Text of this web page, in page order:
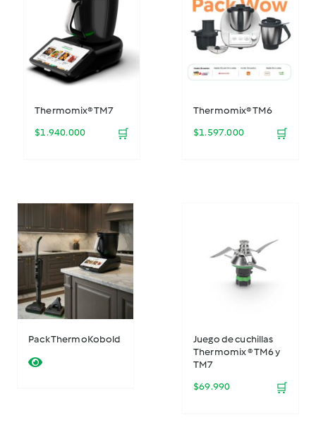
Thermomix® TM7
$1.940.000 🛒
Thermomix® TM6
$1.597.000 🛒
Pack ThermoKobold
Juego de cuchillas
Thermomix ® TM6 y
TM7
$69.990 🛒